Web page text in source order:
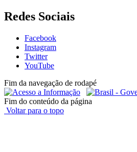
Redes Sociais
Facebook
Instagram
Twitter
YouTube
Fim da navegação de rodapé
Fim do conteúdo da página
Voltar para o topo